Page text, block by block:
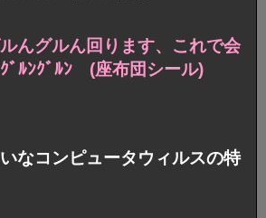
んグルん回ります、 これで会
ﾞﾙﾝｸﾞﾙﾝ (座布団シール)
なコンピュータウィルスの特